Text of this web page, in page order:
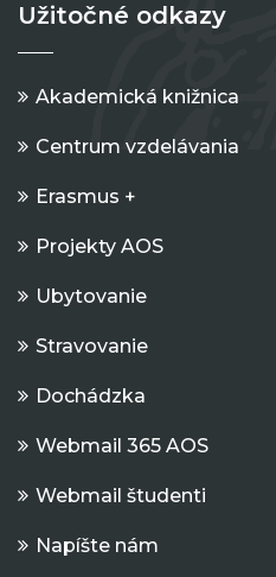
Užitočné odkazy
Akademická knižnica
Centrum vzdelávania
Erasmus +
Projekty AOS
Ubytovanie
Stravovanie
Dochádzka
Webmail 365 AOS
Webmail študenti
Napíšte nám